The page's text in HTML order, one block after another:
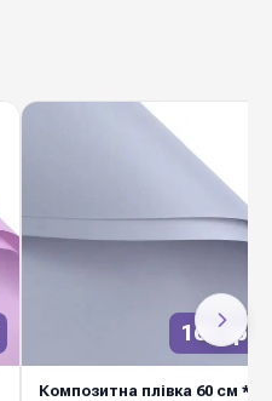
161 грн
Композитна плівка 60 см *